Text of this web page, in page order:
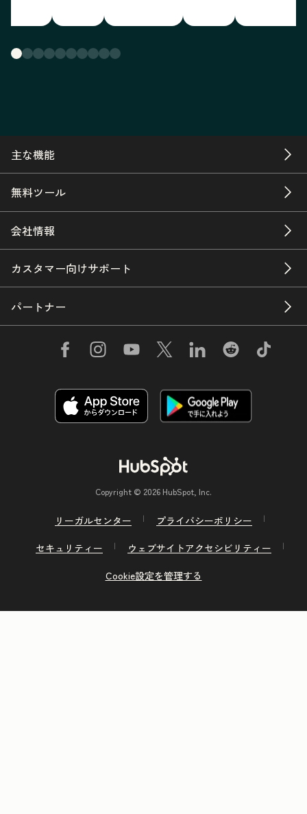
主な機能
無料ツール
会社情報
カスタマー向けサポート
パートナー
Copyright © 2026 HubSpot, Inc.
リーガルセンター
プライバシーポリシー
セキュリティー
ウェブサイトアクセシビリティー
Cookie設定を管理する